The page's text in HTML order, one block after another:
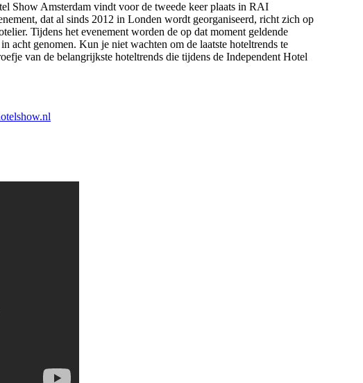
Show Amsterdam vindt voor de tweede keer plaats in RAI
dat al sinds 2012 in Londen wordt georganiseerd, richt zich op
Tijdens het evenement worden de op dat moment geldende
acht genomen. Kun je niet wachten om de laatste hoteltrends te
van de belangrijkste hoteltrends die tijdens de Independent Hotel